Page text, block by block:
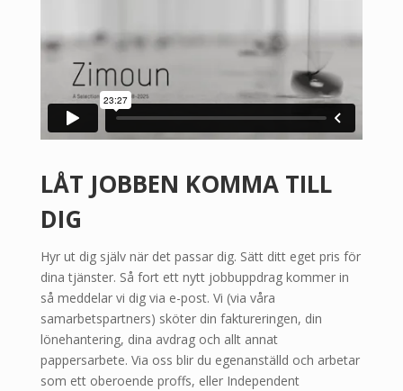
LÅT JOBBEN KOMMA TILL
DIG
Hyr ut dig själv när det passar dig. Sätt ditt eget pris för
dina tjänster. Så fort ett nytt jobbuppdrag kommer in
så meddelar vi dig via e-post. Vi (via våra
samarbetspartners) sköter din faktureringen, din
lönehantering, dina avdrag och allt annat
pappersarbete. Via oss blir du egenanställd och arbetar
som ett oberoende proffs, eller Independent